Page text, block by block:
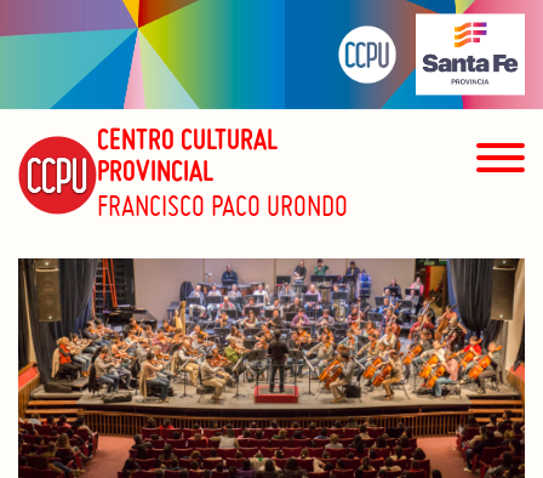
CENTRO CULTURAL
PROVINCIAL
FRANCISCO PACO URONDO